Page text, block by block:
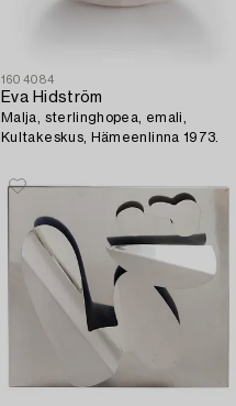
1604084
Eva Hidström
Malja, sterlinghopea, emali,
Kultakeskus, Hämeenlinna 1973.